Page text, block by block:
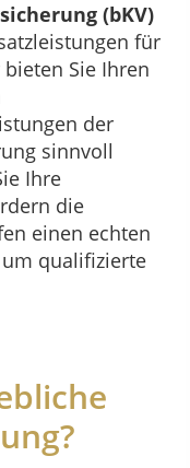
(bKV)
für
Sie Ihren
der
sinnvoll
Ihre
die
einen echten
qualifizierte